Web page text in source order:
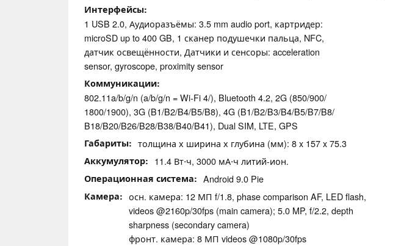
Интерфейсы
1 USB 2.0, Аудиоразъёмы: 3.5 mm audio port, картридер:
microSD up to 400 GB, 1 сканер подушечки пальца, NFC,
датчик освещённости, Датчики и сенсоры: acceleration
sensor, gyroscope, proximity sensor
Коммуникации
802.11a/b/g/n (a/b/g/n = Wi-Fi 4/), Bluetooth 4.2, 2G (850/​900/​
1800/​1900), 3G (B1/​B2/​B4/​B5/​B8), 4G (B1/​B2/​B3/​B4/​B5/​B7/​B8/​
B18/​B20/​B26/​B28/​B38/​B40/​B41), Dual SIM, LTE, GPS
Габариты толщина х ширина х глубина (мм): 8 x 157 x 75.3
Аккумулятор 11.4 Вт⋅ч, 3000 мА⋅ч литий-ион.
Операционная система Android 9.0 Pie
Камера
осн. камера: 12 МП f/​1.8, phase comparison AF, LED flash,
videos @2160p/​30fps (main camera); 5.0 MP, f/​2.2, depth
sharpness (secondary camera)
фронт. камера: 8 МП videos @1080p/​30fps